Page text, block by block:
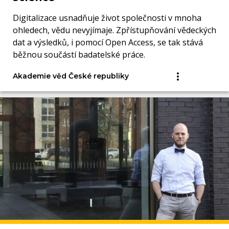
Digitalizace usnadňuje život společnosti v mnoha
ohledech, vědu nevyjímaje. Zpřístupňování vědeckých
dat a výsledků, i pomocí Open Access, se tak stává
běžnou součástí badatelské práce.
Akademie věd České republiky